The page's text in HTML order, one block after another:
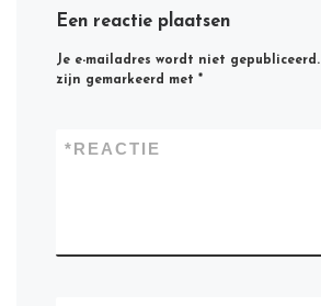
Een reactie plaatsen
Je e-mailadres wordt niet gepubliceerd.
zijn gemarkeerd met*
REACTIE
*